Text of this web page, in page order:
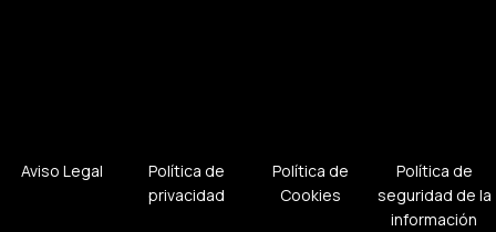
Aviso Legal
Política de
privacidad
Política de
Cookies
Política de
seguridad de la
información